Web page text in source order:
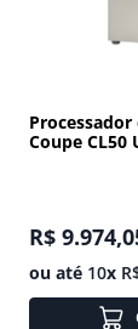
Coupe CL50
R$ 9.974,
ou até 10x